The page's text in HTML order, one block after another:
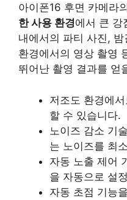
아이폰16 후면 카메라
한 사용 환경에서 큰 강
내에서의 파티 사진,
환경에서의 영상 촬영
뛰어난 촬영 결과를 얻
저조도 환경에
할 수 있습니다.
노이즈 감소 기
는 노이즈를 최
자동 노출 제어
을 자동으로 설
자동 초점 기능